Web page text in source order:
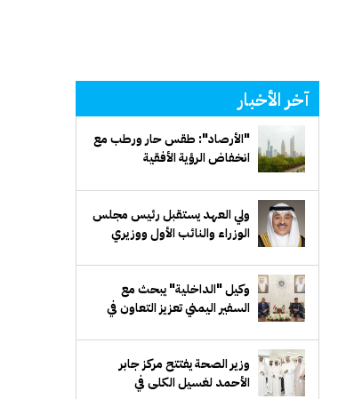
آخر الأخبار
"الأرصاد": طقس حار ورطب مع
انخفاض الرؤية الأفقية
ولي العهد يستقبل رئيس مجلس
الوزراء والنائب الأول ووزيري
وكيل "الداخلية" يبحث مع
السفير اليمني تعزيز التعاون في
‏وزير الصحة يفتتح مركز جابر
الأحمد لغسيل الكلى في